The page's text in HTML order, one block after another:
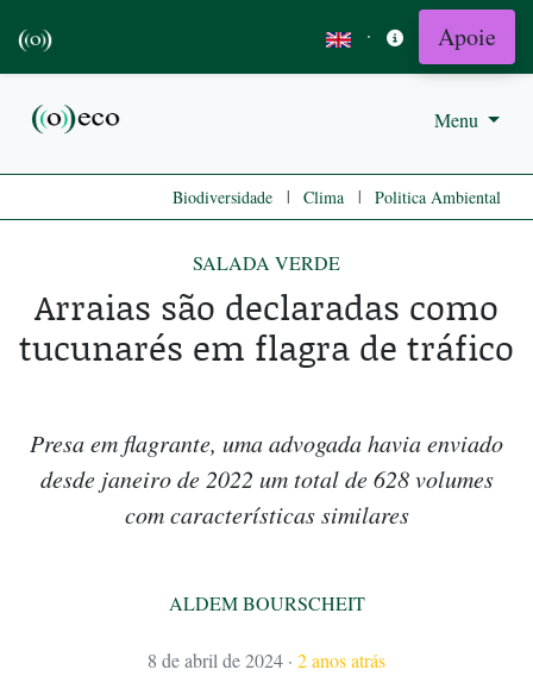
· Apoie
Menu
Biodiversidade | Clima | Politica Ambiental
SALADA VERDE
Arraias são declaradas como
tucunarés em flagra de tráfico
Presa em flagrante, uma advogada havia enviado
desde janeiro de 2022 um total de 628 volumes
com características similares
ALDEM BOURSCHEIT
8 de abril de 2024 · 2 anos atrás